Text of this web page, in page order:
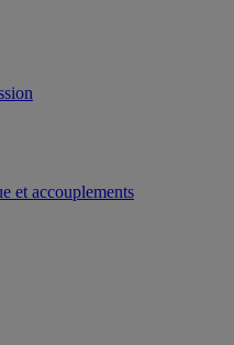
et accouplements